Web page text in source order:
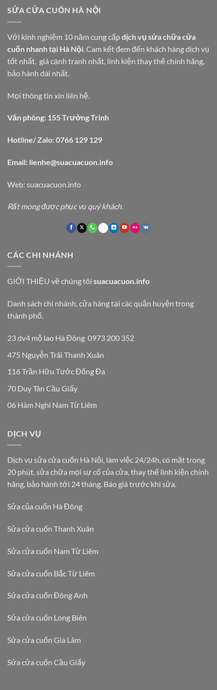
SỬA CỬA CUỐN HÀ NỘI
Với kinh nghiệm 10 năm cung cấpdịch vụ sửa chữa cửa
cuốn nhanh tại Hà Nội . Cam kết đem đến khách hàng dịch vụ
tốt nhất, giá cạnh tranh nhất, linh kiện thay thế chính hãng,
bảo hành dài nhất.
Mọi thông tin xin liên hệ.
Văn phòng: 155 Trường Trinh
Hotline/ Zalo: 0766 129 129
Email: lienhe@suacuacuon.info
Web: suacuacuon.info
Rất mong được phục vụ quý khách.
CÁC CHI NHÁNH
GIỚI THIỆU về chúng tôi suacuacuon.info
Danh sách chi nhánh, cửa hàng tại các quận huyện trong
thành phố.
23 dv4 mộ lao Hà Đông 0973 200 352
475 Nguyễn Trãi Thanh Xuân
116 Trần Hữu Tước Đống Đa
70 Duy Tân Cầu Giấy
06 Hàm Nghi Nam Từ Liêm
DỊCH VỤ
Dịch vụ sửa cửa cuốn Hà Nội, làm việc 24/24h, có mặt trong
20 phút, sửa chữa mọi sự cố của cửa, thay thế linh kiện chính
hãng, bảo hành tới 24 tháng. Báo giá trước khi sửa.
Sửa của cuốn Hà Đông
Sửa cửa cuốn Thanh Xuân
Sửa cửa cuốn Nam Từ Liêm
Sửa cửa cuốn Bắc Từ Liêm
Sửa cửa cuốn Đông Anh
Sửa cửa cuốn Long Biên
Sửa cửa cuốn Gia Lâm
Sửa cửa cuốn Cầu Giấy